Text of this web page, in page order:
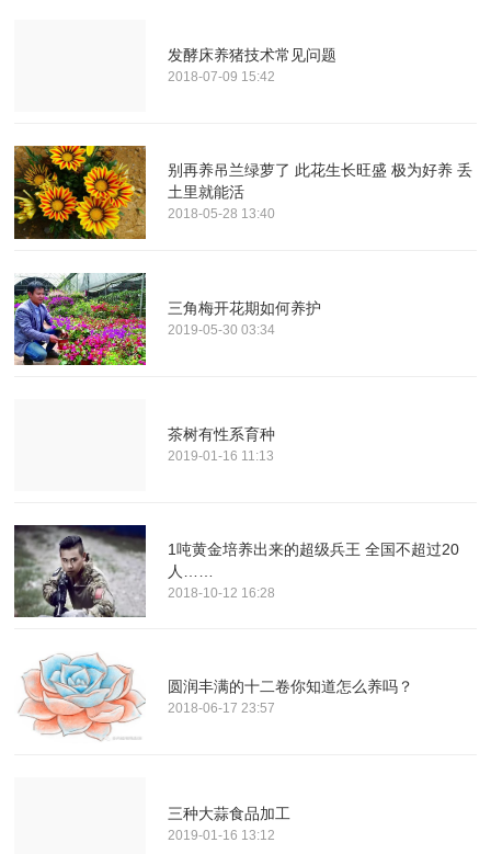
发酵床养猪技术常见问题
2018-07-09 15:42
别再养吊兰绿萝了 此花生长旺盛 极为好养 丢
土里就能活
2018-05-28 13:40
三角梅开花期如何养护
2019-05-30 03:34
茶树有性系育种
2019-01-16 11:13
1吨黄金培养出来的超级兵王 全国不超过20
人……
2018-10-12 16:28
圆润丰满的十二卷你知道怎么养吗？
2018-06-17 23:57
三种大蒜食品加工
2019-01-16 13:12